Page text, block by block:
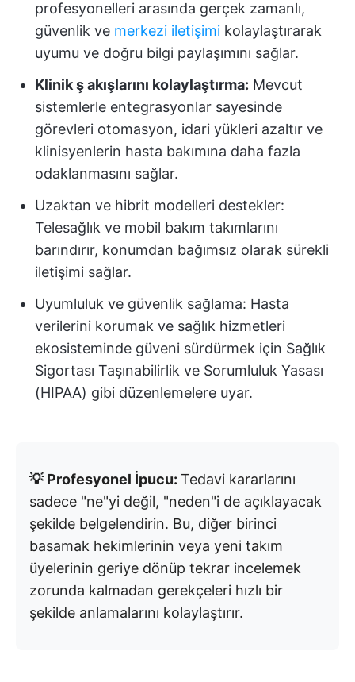
profesyonelleri arasında gerçek zamanlı,
güvenlik ve merkezi iletişimi kolaylaştırarak
uyumu ve doğru bilgi paylaşımını sağlar.
Klinik ş akışlarını kolaylaştırma: Mevcut
sistemlerle entegrasyonlar sayesinde
görevleri otomasyon, idari yükleri azaltır ve
klinisyenlerin hasta bakımına daha fazla
odaklanmasını sağlar.
Uzaktan ve hibrit modelleri destekler:
Telesağlık ve mobil bakım takımlarını
barındırır, konumdan bağımsız olarak sürekli
iletişimi sağlar.
Uyumluluk ve güvenlik sağlama: Hasta
verilerini korumak ve sağlık hizmetleri
ekosisteminde güveni sürdürmek için Sağlık
Sigortası Taşınabilirlik ve Sorumluluk Yasası
(HIPAA) gibi düzenlemelere uyar.
💡 Profesyonel İpucu: Tedavi kararlarını
sadece "ne"yi değil, "neden"i de açıklayacak
şekilde belgelendirin. Bu, diğer birinci
basamak hekimlerinin veya yeni takım
üyelerinin geriye dönüp tekrar incelemek
zorunda kalmadan gerekçeleri hızlı bir
şekilde anlamalarını kolaylaştırır.